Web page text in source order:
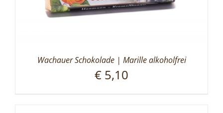
Wachauer Schokolade | Marille alkoholfrei
€ 5,10